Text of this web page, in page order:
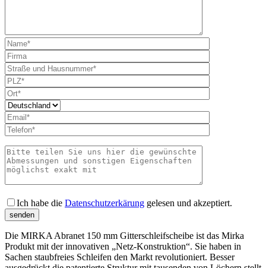
Ich habe die Datenschutzerkärung gelesen und akzeptiert.
Die MIRKA Abranet 150 mm Gitterschleifscheibe ist das Mirka
Produkt mit der innovativen „Netz-Konstruktion“. Sie haben in
Sachen staubfreies Schleifen den Markt revolutioniert. Besser